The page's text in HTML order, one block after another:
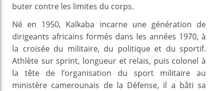
buter contre les limites du corps.
Né en 1950, Kalkaba incarne une génération de
dirigeants africains formés dans les années 1970, à
la croisée du militaire, du politique et du sportif.
Athlète sur sprint, longueur et relais, puis colonel à
la tête de l’organisation du sport militaire au
ministère camerounais de la Défense, il a bâti sa